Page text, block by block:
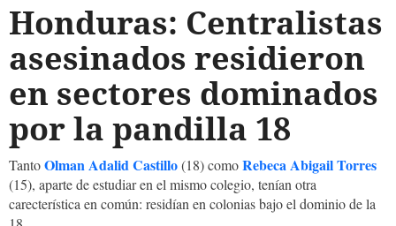
Honduras: Centralistas
asesinados residieron
en sectores dominados
por la pandilla 18
TantoOlman Adalid Castillo(18) comoRebeca Abigail Torres
(15), aparte de estudiar en el mismo colegio, tenían otra
carecterística en común: residían en colonias bajo el dominio de la